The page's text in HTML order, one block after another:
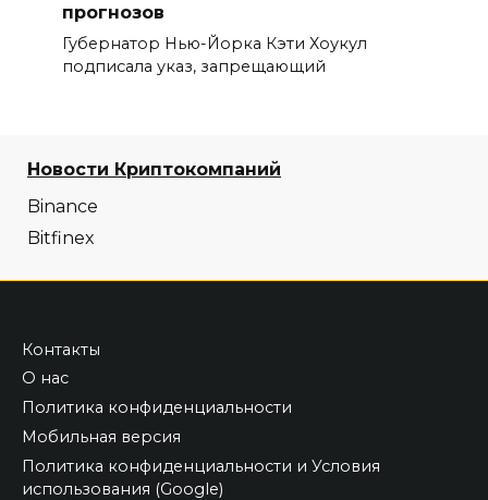
прогнозов
Губернатор Нью-Йорка Кэти Хоукул
подписала указ, запрещающий
Новости Криптокомпаний
Binance
Bitfinex
Контакты
О нас
Политика конфиденциальности
Мобильная версия
Политика конфиденциальности и Условия
использования (Google)